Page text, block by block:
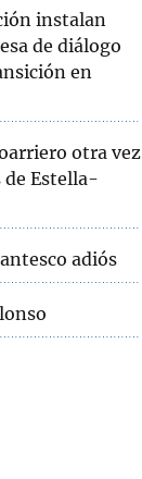
instalan
de diálogo
en
otra vez
de Estella-
adiós